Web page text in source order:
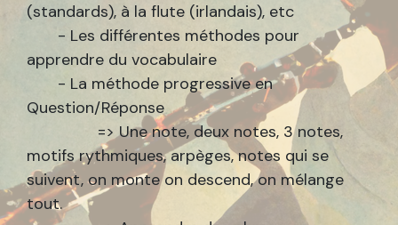
(standards), à la flute (irlandais), etc
- Les différentes méthodes pour
apprendre du vocabulaire
- La méthode progressive en
Question/Réponse
=> Une note, deux notes, 3 notes,
motifs rythmiques, arpèges, notes qui se
suivent, on monte on descend, on mélange
tout.